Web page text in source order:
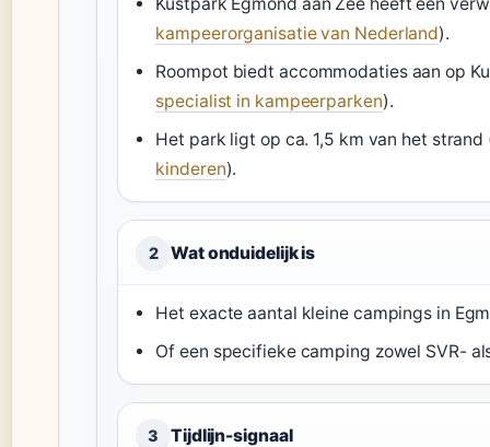
kampeerorganisatie van Nederland).
Roompot biedt accommodaties aan op
specialist in kampeerparken).
Het park ligt op ca. 1,5 km van het strand
kinderen).
2 Wat onduidelijk is
Het exacte aantal kleine campings in
Of een specifieke camping zowel SVR-
3 Tijdlijn-signaal